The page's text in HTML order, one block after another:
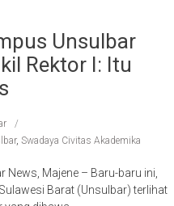
Unsulbar
Rektor I: Itu
,Swadaya Civitas Akademika
Majene – Baru-baru ini,
Barat (Unsulbar) terlihat